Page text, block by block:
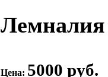
Цена: 5000 руб.